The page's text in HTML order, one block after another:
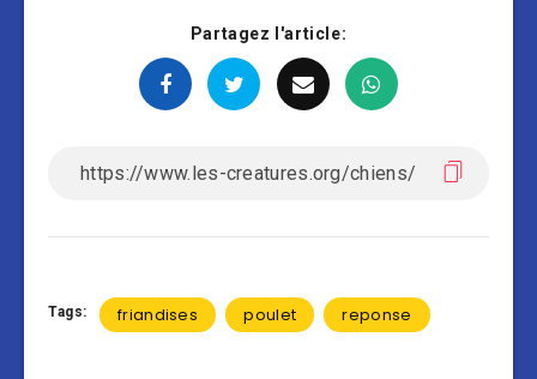
Partagez l'article:
Tags: friandises poulet reponse